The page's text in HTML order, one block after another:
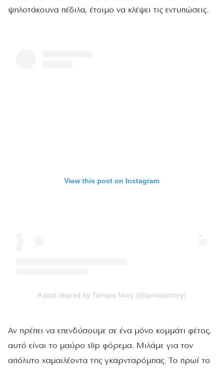
ψηλοτάκουνα πέδιλα, έτοιμο να κλέψει τις εντυπώσεις.
View this post on Instagram
A post shared by Tamara Mory (@tamaramory)
Αν πρέπει να επενδύσουμε σε ένα μόνο κομμάτι φέτος,
αυτό είναι το μαύρο slip φόρεμα. Μιλάμε για τον
απόλυτο χαμαιλέοντα της γκαρνταρόμπας. Το πρωί το